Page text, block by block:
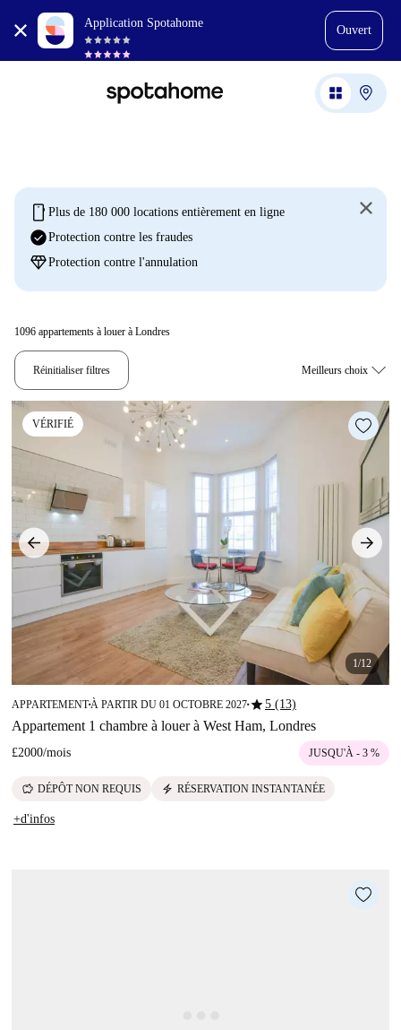
Application Spotahome
Ouvert
mobile Plus de 180 000 locations entièrement en ligne
check_circleProtection contre les fraudes
diamondProtection contre l'annulation
1096 appartements à louer à Londres
Réinitialiser filtres
VÉRIFIÉ
1/12
APPARTEMENT■À PARTIR DU 01 OCTOBRE 2027■star5 (13)
Appartement 1 chambre à louer à West Ham, Londres
£2000/mois JUSQU'À - 3 %
savings DÉPÔT NON REQUIS electric_bolt RÉSERVATION INSTANTANÉE
+d'infos